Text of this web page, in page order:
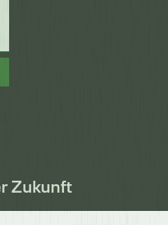
Zukunft